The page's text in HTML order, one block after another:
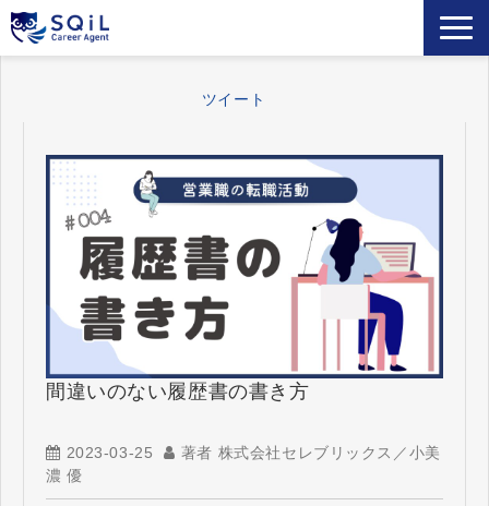
営業職の転職成功事例
ご利用者の声
営業の転職Tips
セミナー・メディア
お役立ち資料
ツイート
間違いのない履歴書の書き方
2023-03-25
著者 株式会社セレブリックス／小美
濃 優